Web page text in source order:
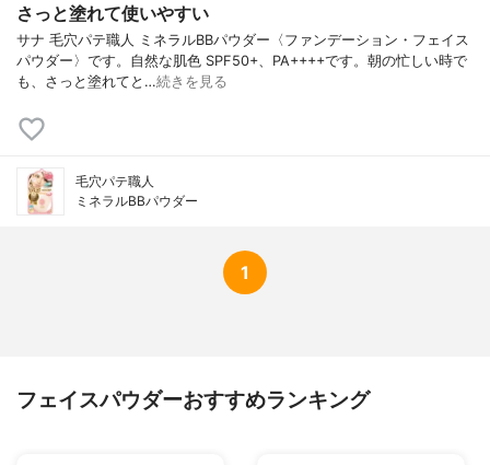
さっと塗れて使いやすい
サナ 毛穴パテ職人 ミネラルBBパウダー〈ファンデーション・フェイス
パウダー〉です。自然な肌色 SPF50+、PA++++です。朝の忙しい時で
も、さっと塗れてと…続きを見る
毛穴パテ職人
ミネラルBBパウダー
1
フェイスパウダーおすすめランキング